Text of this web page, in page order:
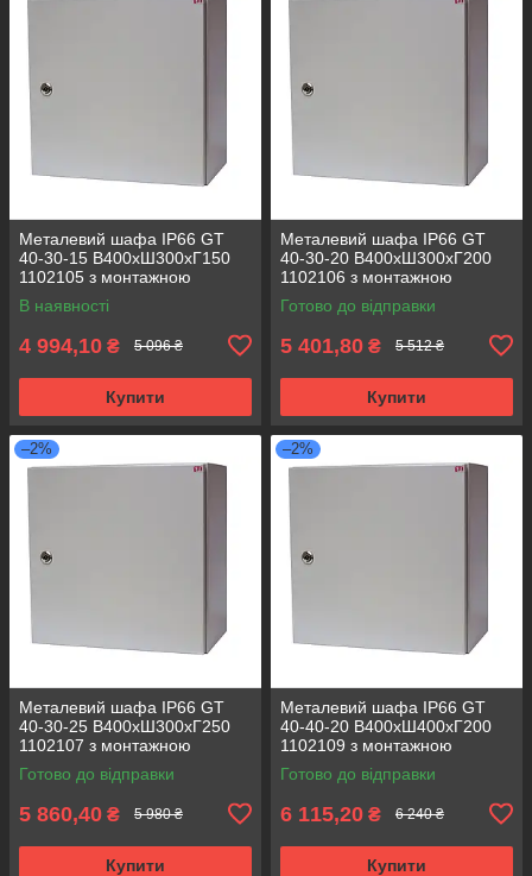
Металевий шафа IP66 GT
40-30-15 В400хШ300хГ150
1102105 з монтажною
панеллю (розподільчий, 1
замок)
В наявності
4 994,10 ₴ 5 096 ₴
Купити
Металевий шафа IP66 GT
40-30-20 В400хШ300хГ200
1102106 з монтажною
панеллю (розподільчий, 1
замок)
Готово до відправки
5 401,80 ₴ 5 512 ₴
Купити
–2%
Металевий шафа IP66 GT
40-30-25 В400хШ300хГ250
1102107 з монтажною
панеллю (розподільчий, 1
замок)
Готово до відправки
5 860,40 ₴ 5 980 ₴
Купити
–2%
Металевий шафа IP66 GT
40-40-20 В400хШ400хГ200
1102109 з монтажною
панеллю (розподільчий, 1
замок)
Готово до відправки
6 115,20 ₴ 6 240 ₴
Купити